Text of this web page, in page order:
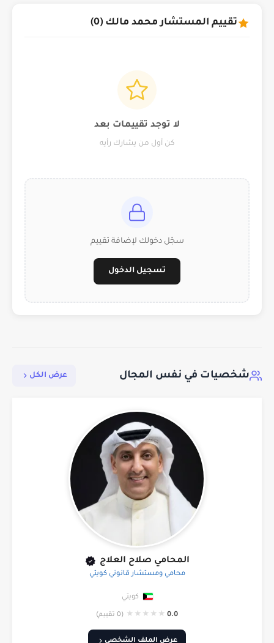
تقييم المستشار محمد مالك (0)
لا توجد تقييمات بعد
كن أول من يشارك رأيه
سجّل دخولك لإضافة تقييم
تسجيل الدخول
شخصيات في نفس المجال عرض الكل
المحامي صلاح العلاج
محامي ومستشار قانوني كويتي
كويتي
0.0
★
★
★
★
★ (0 تقييم)
عرض الملف الشخصي